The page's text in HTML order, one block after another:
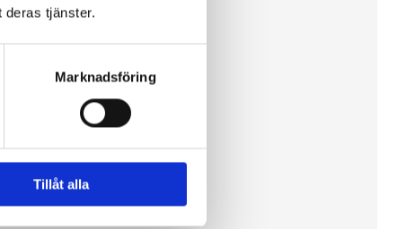
deras tjänster.
Marknadsföring
Tillåt alla